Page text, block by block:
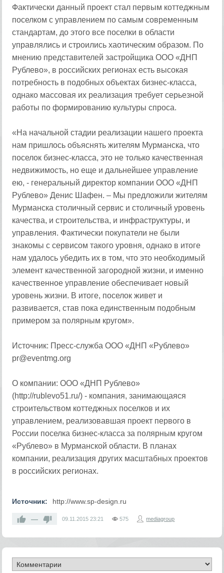
Фактически данный проект стал первым коттеджным
поселком с управлением по самым современным
стандартам, до этого все поселки в области
управлялись и строились хаотическим образом. По
мнению представителей застройщика ООО «ДНП
Рублево», в российских регионах есть высокая
потребность в подобных объектах бизнес-класса,
однако массовая их реализация требует серьезной
работы по формированию культуры спроса.
«На начальной стадии реализации нашего проекта
нам пришлось объяснять жителям Мурманска, что
поселок бизнес-класса, это не только качественная
недвижимость, но еще и дальнейшее управление
ею, - генеральный директор компании ООО «ДНП
Рублево» Денис Шафен. – Мы предложили жителям
Мурманска столичный сервис и столичный уровень
качества, и строительства, и инфраструктуры, и
управления. Фактически покупатели не были
знакомы с сервисом такого уровня, однако в итоге
нам удалось убедить их в том, что это необходимый
элемент качественной загородной жизни, и именно
качественное управление обеспечивает новый
уровень жизни. В итоге, поселок живет и
развивается, став пока единственным подобным
примером за полярным кругом».
Источник: Пресс-служба ООО «ДНП «Рублево»
pr@eventmg.org
О компании: ООО «ДНП Рублево»
(http://rublevo51.ru/) - компания, занимающаяся
строительством коттеджных поселков и их
управлением, реализовавшая проект первого в
России поселка бизнес-класса за полярным кругом
«Рублево» в Мурманской области. В планах
компании, реализация других масштабных проектов
в российских регионах.
Источник: http://www.sp-design.ru
— 09.11.2015 23:21 575 mediagroup